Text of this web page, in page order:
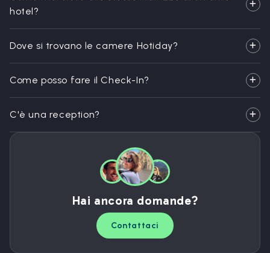
hotel?
Dove si trovano le camere Hotiday?
Come posso fare il Check-In?
C'è una reception?
Hai ancora domande?
Contattaci